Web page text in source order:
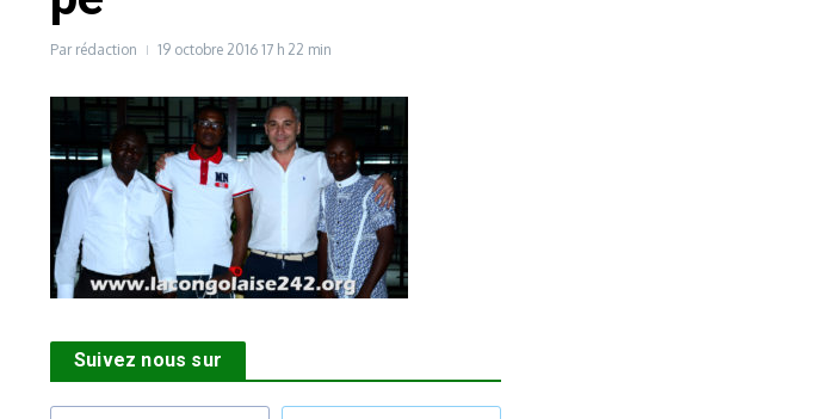
Par rédaction 19 octobre 2016 17 h 22 min
Suivez nous sur